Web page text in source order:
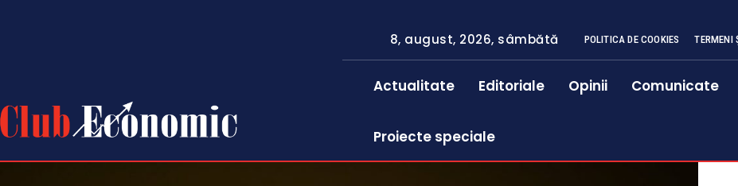
8, august, 2026, sâmbătă POLITICA DE COOKIES TERMENI
Actualitate Editoriale Opinii Comunicate
Proiecte speciale